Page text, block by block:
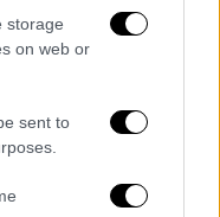
storage
on web or
sent to